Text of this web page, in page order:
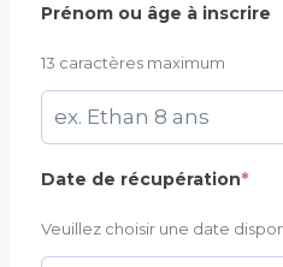
Prénom ou âge à inscrire
13 caractères maximum
Date de récupération*
Veuillez choisir une date